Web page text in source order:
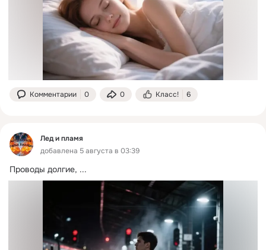
Комментарии 0 0 Класс! 6
Лед и пламя
добавлена 5 августа в 03:39
Проводы долгие, ...